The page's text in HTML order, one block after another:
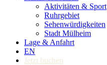
Aktivitäten & Sport
Ruhrgebiet
Sehenwürdigkeiten
Stadt Mülheim
Lage & Anfahrt
EN
Jetzt buchen